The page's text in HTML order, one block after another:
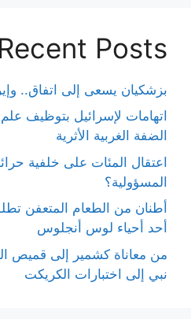
Recent Posts
بزشكيان يسعى إلى اتفاق..
اتهامات لإسرائيل بتوظيف
الضفة الغربية الأثرية
اعتقال المئات على خلفية
المسؤولية؟
أطنان من الطعام المتعفن
أحد أحياء لوس أنجلوس
من معاناة كشمير إلى قميص
نبي إلى اختبارات الكريكت